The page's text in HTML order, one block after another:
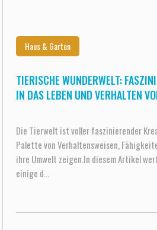
Haus & Garten
TIERISCHE WUNDERWELT:
IN DAS LEBEN UND VERHALTEN
Die Tierwelt ist voller faszinierender
Palette von Verhaltensweisen,
ihre Umwelt zeigen.In diesem Artikel
einige d...